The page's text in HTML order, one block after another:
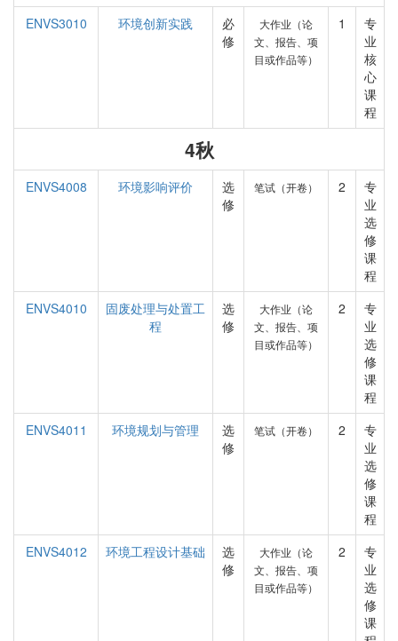
ENVS3010 环境创新实践
必
修
大作业（论
文、报告、项
目或作品等）
1
专
业
核
心
课
程
4秋
ENVS4008 环境影响评价
选
修
笔试（开卷） 2
专
业
选
修
课
程
ENVS4010
固废处理与处置工
程
选
修
大作业（论
文、报告、项
目或作品等）
2
专
业
选
修
课
程
ENVS4011
环境规划与管理
选
修
笔试（开卷） 2
专
业
选
修
课
程
ENVS4012
环境工程设计基础
选
修
大作业（论
文、报告、项
目或作品等）
2
专
业
选
修
课